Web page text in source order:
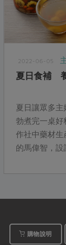
2022-06-05
夏日食補
夏日讓眾多
勃煮完一桌好
作社中藥材生
的馬偉智，
障礙者手作
易，讓掌廚
理。
購物說明